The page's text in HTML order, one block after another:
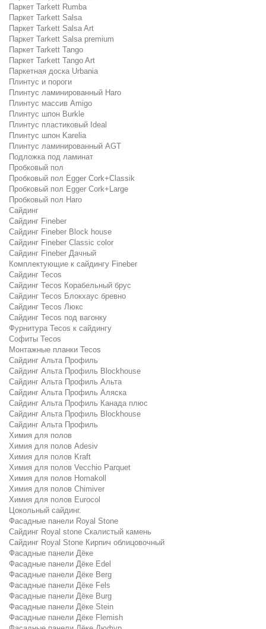
Паркет Tarkett Rumba
Паркет Tarkett Salsa
Паркет Tarkett Salsa Art
Паркет Tarkett Salsa premium
Паркет Tarkett Tango
Паркет Tarkett Tango Art
Паркетная доска Urbania
Плинтус и пороги
Плинтус ламинированный Haro
Плинтус массив Amigo
Плинтус шпон Burkle
Плинтус пластиковый Ideal
Плинтус шпон Karelia
Плинтус ламинированный AGT
Подложка под ламинат
Пробковый пол
Пробковый пол Egger Cork+Classik
Пробковый пол Egger Cork+Large
Пробковый пол Haro
Сайдинг
Сайдинг Fineber
Сайдинг Fineber Block house
Сайдинг Fineber Classic color
Сайдинг Fineber Дачный
Комплектующие к сайдингу Fineber
Сайдинг Tecos
Сайдинг Tecos Корабельный брус
Сайдинг Tecos Блокхаус бревно
Сайдинг Tecos Люкс
Сайдинг Tecos под вагонку
Фурнитура Tecos к сайдингу
Софиты Tecos
Монтажные планки Tecos
Сайдинг Альта Профиль
Сайдинг Альта Профиль Blockhouse
Сайдинг Альта Профиль Альта
Сайдинг Альта Профиль Аляска
Сайдинг Альта Профиль Канада плюс
Сайдинг Альта Профиль Blockhouse
Сайдинг Альта Профиль
Химия для полов
Химия для полов Adesiv
Химия для полов Kraft
Химия для полов Vecchio Parquet
Химия для полов Homakoll
Химия для полов Chimiver
Химия для полов Eurocol
Цокольный сайдинг.
Фасадные панели Royal Stone
Сайдинг Royal stone Скалистый камень
Сайдинг Royal Stone Кирпич облицовочный
Фасадные панели Дёке
Фасадные панели Дёке Edel
Фасадные панели Дёке Berg
Фасадные панели Дёке Fels
Фасадные панели Дёке Burg
Фасадные панели Дёке Stein
Фасадные панели Дёке Flemish